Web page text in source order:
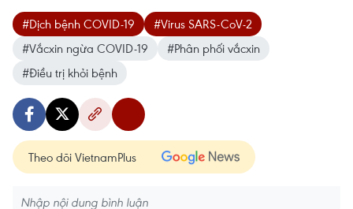
#Dịch bệnh COVID-19
#Virus SARS-CoV-2
#Vắcxin ngừa COVID-19
#Phân phối vắcxin
#Điều trị khỏi bệnh
Theo dõi VietnamPlus